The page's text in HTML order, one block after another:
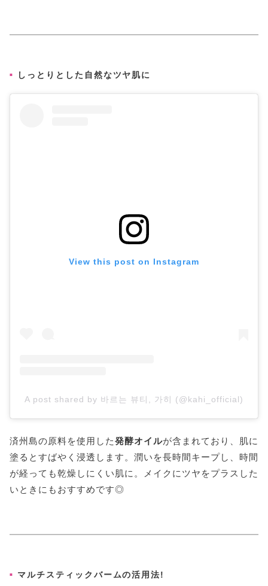
しっとりとした自然なツヤ肌に
View this post on Instagram
A post shared by 바르는 뷰티, 가히 (@kahi_official)
済州島の原料を使用した発酵オイルが含まれており、肌に
塗るとすばやく浸透します。潤いを長時間キープし、時間
が経っても乾燥しにくい肌に。メイクにツヤをプラスした
いときにもおすすめです◎
マルチスティックバームの活用法!